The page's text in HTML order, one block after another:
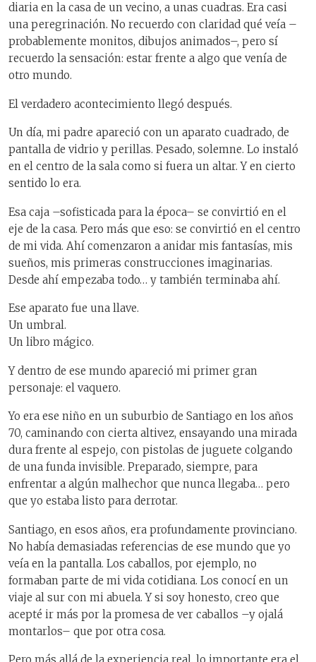
diaria en la casa de un vecino, a unas cuadras. Era casi
una peregrinación. No recuerdo con claridad qué veía –
probablemente monitos, dibujos animados–, pero sí
recuerdo la sensación: estar frente a algo que venía de
otro mundo.
El verdadero acontecimiento llegó después.
Un día, mi padre apareció con un aparato cuadrado, de
pantalla de vidrio y perillas. Pesado, solemne. Lo instaló
en el centro de la sala como si fuera un altar. Y en cierto
sentido lo era.
Esa caja –sofisticada para la época– se convirtió en el
eje de la casa. Pero más que eso: se convirtió en el centro
de mi vida. Ahí comenzaron a anidar mis fantasías, mis
sueños, mis primeras construcciones imaginarias.
Desde ahí empezaba todo… y también terminaba ahí.
Ese aparato fue una llave.
Un umbral.
Un libro mágico.
Y dentro de ese mundo apareció mi primer gran
personaje: el vaquero.
Yo era ese niño en un suburbio de Santiago en los años
70, caminando con cierta altivez, ensayando una mirada
dura frente al espejo, con pistolas de juguete colgando
de una funda invisible. Preparado, siempre, para
enfrentar a algún malhechor que nunca llegaba… pero
que yo estaba listo para derrotar.
Santiago, en esos años, era profundamente provinciano.
No había demasiadas referencias de ese mundo que yo
veía en la pantalla. Los caballos, por ejemplo, no
formaban parte de mi vida cotidiana. Los conocí en un
viaje al sur con mi abuela. Y si soy honesto, creo que
acepté ir más por la promesa de ver caballos –y ojalá
montarlos– que por otra cosa.